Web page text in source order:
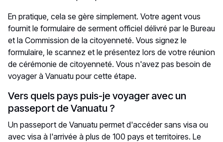
En pratique, cela se gère simplement. Votre agent vous
fournit le formulaire de serment officiel délivré par le Bureau
et la Commission de la citoyenneté. Vous signez le
formulaire, le scannez et le présentez lors de votre réunion
de cérémonie de citoyenneté. Vous n'avez pas besoin de
voyager à Vanuatu pour cette étape.
Vers quels pays puis-je voyager avec un
passeport de Vanuatu ?
Un passeport de Vanuatu permet d'accéder sans visa ou
avec visa à l'arrivée à plus de 100 pays et territoires. Le